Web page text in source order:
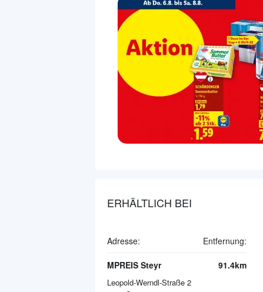
ERHÄLTLICH BEI
Adresse: Entfernung:
MPREIS Steyr
Leopold-Werndl-Straße 2
91.4km